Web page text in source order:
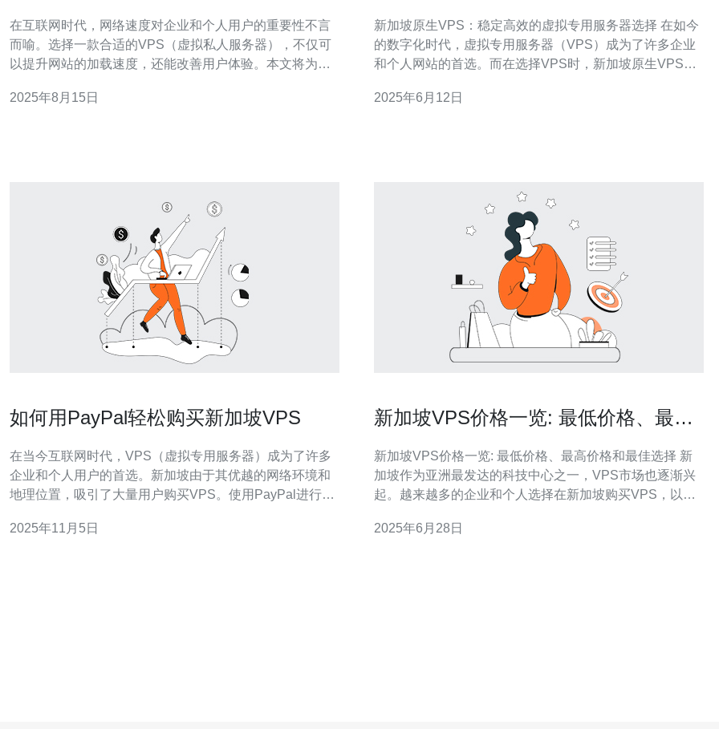
在互联网时代，网络速度对企业和个人用户的重要性不言
而喻。选择一款合适的VPS（虚拟私人服务器），不仅可
以提升网站的加载速度，还能改善用户体验。本文将为您
网站性能，满足不同需求。 为什么选择新加坡VPS？ 新加
2025年8月15日
新加坡原生VPS：稳定高效的虚拟专用服务器选择 在如今
的数字化时代，虚拟专用服务器（VPS）成为了许多企业
和个人网站的首选。而在选择VPS时，新加坡原生VPS无
VPS的优势以及选择的重要性。 新加坡原生VPS有许多优
2025年6月12日
如何用PayPal轻松购买新加坡VPS
在当今互联网时代，VPS（虚拟专用服务器）成为了许多
企业和个人用户的首选。新加坡由于其优越的网络环境和
地理位置，吸引了大量用户购买VPS。使用PayPal进行支
供详细的步骤指南，帮助您轻松使用PayPal购买新加坡
2025年11月5日
新加坡VPS价格一览: 最低价格、最高
新加坡VPS价格一览: 最低价格、最高价格和最佳选择 新
加坡作为亚洲最发达的科技中心之一，VPS市场也逐渐兴
起。越来越多的企业和个人选择在新加坡购买VPS，以获
VPS价格在近几年有所下降，主要受到云计算技术和数据
2025年6月28日